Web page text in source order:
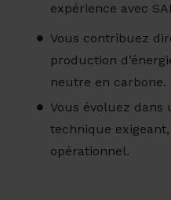
expérience avec
Vous contribuez
production
neutre en carbone.
Vous évoluez
technique
opérationnel.